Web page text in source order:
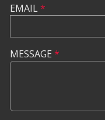
EMAIL*
MESSAGE *